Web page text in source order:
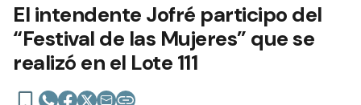
El intendente Jofré participo del
“Festival de las Mujeres” que se
realizó en el Lote 111